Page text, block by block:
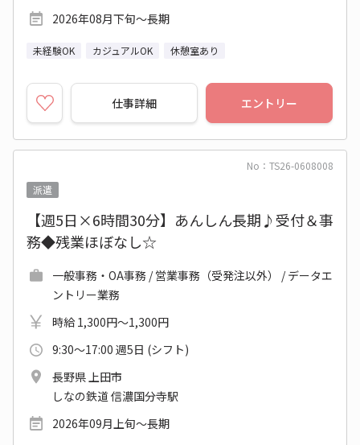
2026年08月下旬～長期
未経験OK カジュアルOK 休憩室あり
仕事詳細 エントリー
No：TS26-0608008
派遣
【週5日×6時間30分】あんしん長期♪受付＆事
務◆残業ほぼなし☆
一般事務・OA事務 / 営業事務（受発注以外） / データエ
ントリー業務
時給 1,300円～1,300円
9:30～17:00 週5日 (シフト)
長野県 上田市
しなの鉄道 信濃国分寺駅
2026年09月上旬～長期